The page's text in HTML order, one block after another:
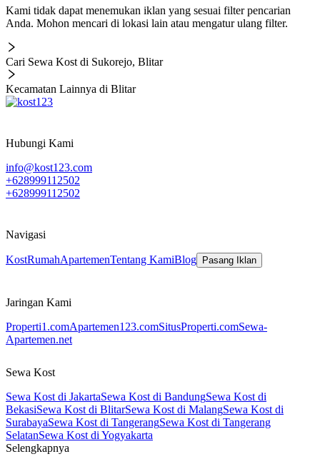
Kami tidak dapat menemukan iklan yang sesuai filter pencarian
Anda. Mohon mencari di lokasi lain atau mengatur ulang filter.
Cari Sewa Kost di Sukorejo, Blitar
Kecamatan Lainnya di Blitar
Hubungi Kami
info@kost123.com
+628999112502
+628999112502
Navigasi
KostRumahApartemenTentang KamiBlog Pasang Iklan
Jaringan Kami
Properti1.comApartemen123.comSitusProperti.comSewa-
Apartemen.net
Sewa Kost
Sewa Kost di JakartaSewa Kost di BandungSewa Kost di
BekasiSewa Kost di BlitarSewa Kost di MalangSewa Kost di
SurabayaSewa Kost di TangerangSewa Kost di Tangerang
SelatanSewa Kost di Yogyakarta
Selengkapnya